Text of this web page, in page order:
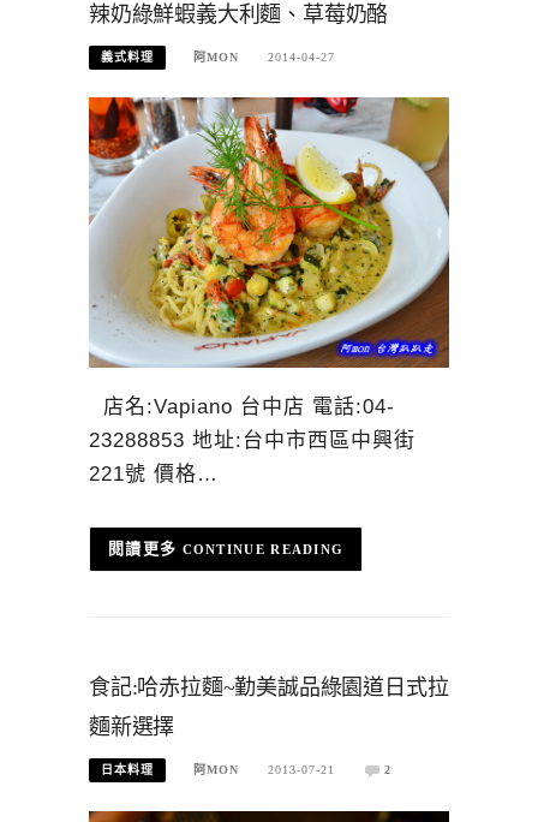
辣奶綠鮮蝦義大利麵、草莓奶酪
義式料理 阿MON 2014-04-27
店名:Vapiano 台中店 電話:04-
23288853 地址:台中市西區中興街
221號 價格…
CONTINUE READING
食記:哈赤拉麵~勤美誠品綠園道日式拉
麵新選擇
日本料理 阿MON 2013-07-21 2